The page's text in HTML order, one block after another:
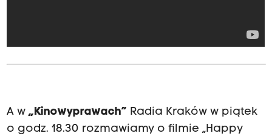
A w „Kinowyprawach” Radia Kraków w piątek
o godz. 18.30 rozmawiamy o filmie „Happy